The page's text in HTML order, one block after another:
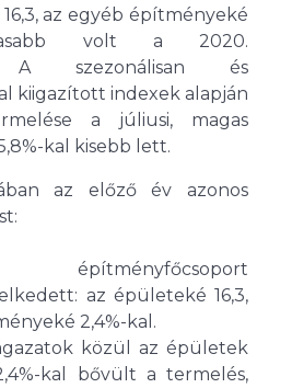
az egyéb építményeké
volt a 2020.
A szezonálisan és
kiigazított indexek alapján
a júliusi, magas
kal kisebb lett.
az előző év azonos
az épületeké 16,3,
2,4%-kal.
közül az épületek
kal bővült a termelés,